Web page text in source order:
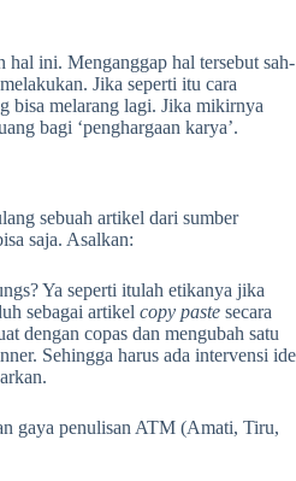
hal ini. Menganggap hal tersebut sah-
Jika seperti itu cara
bisa melarang lagi. Jika mikirnya
bagi ‘penghargaan karya’.
sebuah artikel dari sumber
saja. Asalkan:
Ya seperti itulah etikanya jika
sebagai artikel copy paste secara
dengan copas dan mengubah satu
Sehingga harus ada intervensi ide
gaya penulisan ATM (Amati, Tiru,